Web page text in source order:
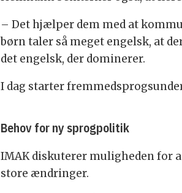
– Det hjælper dem med at
børn taler så meget engelsk, at
det engelsk, der dominerer.
I dag starter
Behov for ny sprogpolitik
IMAK diskuterer muligheden for
store ændringer.